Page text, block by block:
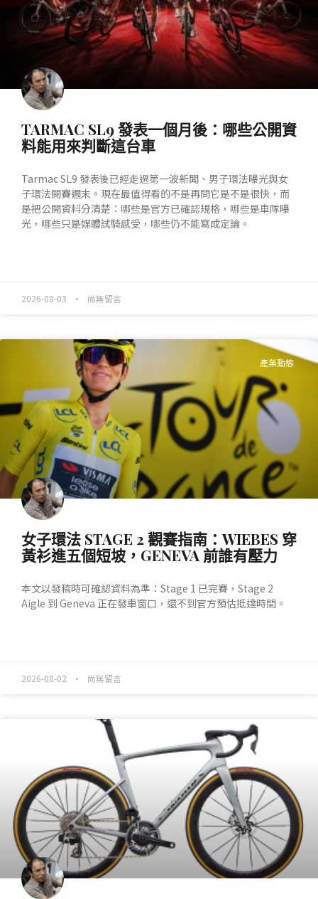
TARMAC SL9 發表一個月後：哪些公開資
料能用來判斷這台車
Tarmac SL9 發表後已經走過第一波新聞、男子環法曝光與女
子環法開賽週末。現在最值得看的不是再問它是不是很快，而
是把公開資料分清楚：哪些是官方已確認規格，哪些是車隊曝
光，哪些只是媒體試騎感受，哪些仍不能寫成定論。
2026-08-03 尚無留言
產業動態
女子環法 STAGE 2 觀賽指南：WIEBES 穿
黃衫進五個短坡，GENEVA 前誰有壓力
本文以發稿時可確認資料為準：Stage 1 已完賽，Stage 2
Aigle 到 Geneva 正在發車窗口，還不到官方預估抵達時間。
2026-08-02 尚無留言